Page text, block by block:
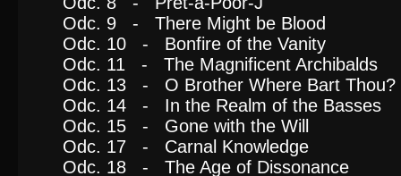
Odc. 9 - There Might be Blood
Odc. 10 - Bonfire of the Vanity
Odc. 11 - The Magnificent Archibalds
Odc. 13 - O Brother Where Bart Thou?
Odc. 14 - In the Realm of the Basses
Odc. 15 - Gone with the Will
Odc. 17 - Carnal Knowledge
Odc. 18 - The Age of Dissonance